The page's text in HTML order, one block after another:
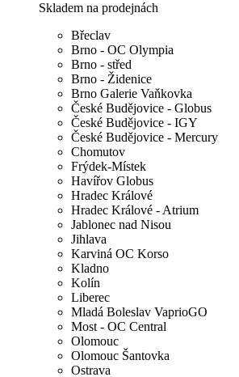
Skladem na prodejnách
Břeclav
Brno - OC Olympia
Brno - střed
Brno - Židenice
Brno Galerie Vaňkovka
České Budějovice - Globus
České Budějovice - IGY
České Budějovice - Mercury
Chomutov
Frýdek-Místek
Havířov Globus
Hradec Králové
Hradec Králové - Atrium
Jablonec nad Nisou
Jihlava
Karviná OC Korso
Kladno
Kolín
Liberec
Mladá Boleslav VaprioGO
Most - OC Central
Olomouc
Olomouc Šantovka
Ostrava